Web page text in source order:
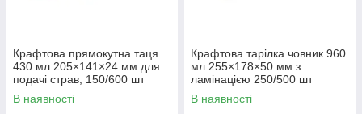
Крафтова прямокутна таця
430 мл 205×141×24 мм для
подачі страв, 150/600 шт
В наявності
Крафтова тарілка човник 960
мл 255×178×50 мм з
ламінацією 250/500 шт
В наявності